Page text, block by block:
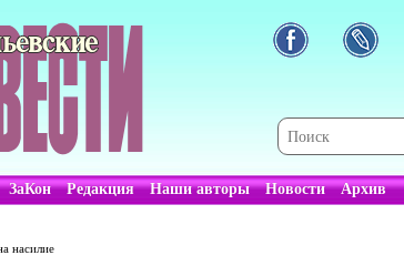
ЗаКон Редакция Наши авторы Новости Архив
насилие